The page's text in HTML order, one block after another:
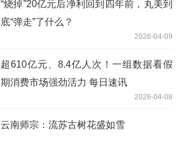
“烧掉”20亿元后净利回到四年前，丸美到
底“弹走”了什么？
2026-04-09
超610亿元、8.4亿人次！一组数据看假
期消费市场强劲活力 每日速讯
2026-04-08
云南师宗：流苏古树花盛如雪